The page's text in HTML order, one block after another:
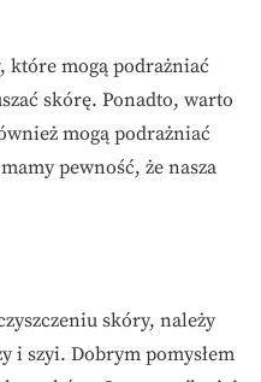
które mogą podrażniać
skórę. Ponadto, warto
mogą podrażniać
pewność, że nasza
skóry, należy
i szyi. Dobrym pomysłem